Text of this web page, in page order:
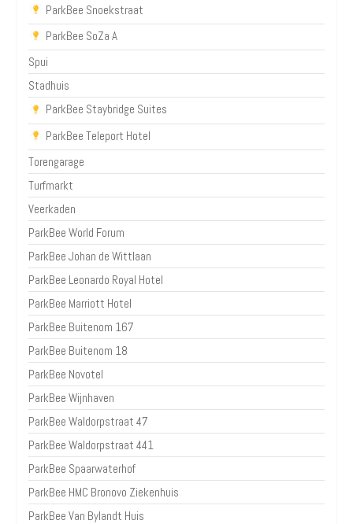
ParkBee Snoekstraat
ParkBee SoZa A
Spui
Stadhuis
ParkBee Staybridge Suites
ParkBee Teleport Hotel
Torengarage
Turfmarkt
Veerkaden
ParkBee World Forum
ParkBee Johan de Wittlaan
ParkBee Leonardo Royal Hotel
ParkBee Marriott Hotel
ParkBee Buitenom 167
ParkBee Buitenom 18
ParkBee Novotel
ParkBee Wijnhaven
ParkBee Waldorpstraat 47
ParkBee Waldorpstraat 441
ParkBee Spaarwaterhof
ParkBee HMC Bronovo Ziekenhuis
ParkBee Van Bylandt Huis